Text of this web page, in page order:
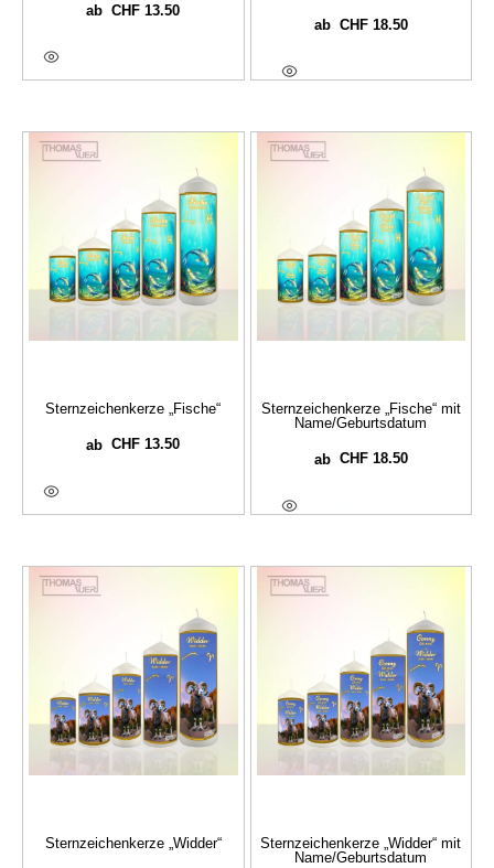
abCHF 13.50
ab CHF18.50
Sternzeichenkerze „Fische“
abCHF 13.50
Sternzeichenkerze „Fische“ mit
Name/Geburtsdatum
ab CHF18.50
Sternzeichenkerze „Widder“
Sternzeichenkerze „Widder“ mit
Name/Geburtsdatum